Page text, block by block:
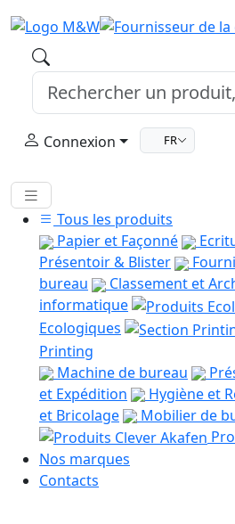
Connexion FR
Tous les produits
Papier et Façonné
Présentoir & Blister
bureau
Classement et
informatique
Ecologiques
Printing
Machine de bureau
et Expédition
Hygiène et
et Bricolage
Mobilier de
Nos marques
Contacts